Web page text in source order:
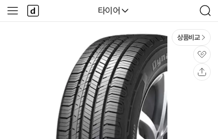
다나와
타이어
검
색
사
이
다
나
와
상품비교
관
심